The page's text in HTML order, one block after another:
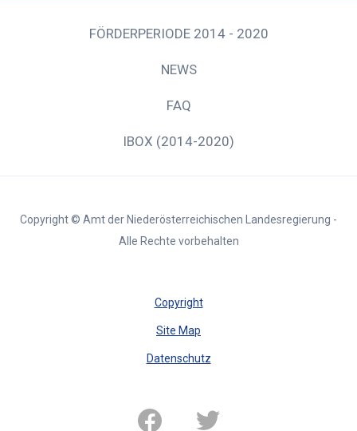
FÖRDERPERIODE 2014 - 2020
NEWS
FAQ
IBOX (2014-2020)
Copyright © Amt der Niederösterreichischen Landesregierung -
Alle Rechte vorbehalten
Copyright
Site Map
Datenschutz